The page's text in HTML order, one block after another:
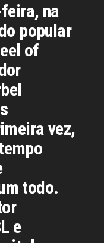
na
popular
of
vez,
todo.
e